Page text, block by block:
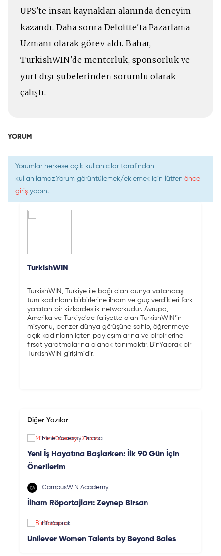
UPS'te insan kaynakları alanında deneyim
kazandı. Daha sonra Deloitte'ta Pazarlama
Uzmanı olarak görev aldı. Bahar,
TurkishWIN'de mentorluk, sponsorluk ve
yurt dışı şubelerinden sorumlu olarak
çalıştı.
YORUM
Yorumlar herkese açık kullanıcılar tarafından
kullanılamaz.Yorum görüntülemek/eklemek için lütfen önce
giriş yapın.
TurkishWIN
TurkishWIN, Türkiye ile bağı olan dünya vatandaşı
tüm kadınların birbirlerine ilham ve güç verdikleri fark
yaratan bir kizkardeslik networkudur. Avrupa,
Amerika ve Türkiye'de faliyette olan TurkishWIN’in
misyonu, benzer dünya görüşüne sahip, öğrenmeye
açık kadınların içten paylaşımlarına ve birbirlerine
fırsat yaratmalarına olanak tanımaktır. BinYaprak bir
TurkishWIN girişimidir.
Diğer Yazılar
Mine Yücesoy Dirancı
Yeni İş Hayatına Başlarken: İlk 90 Gün İçin
Önerilerim
CampusWIN Academy
İlham Röportajları: Zeynep Birsan
BinYaprak
Unilever Women Talents by Beyond Sales